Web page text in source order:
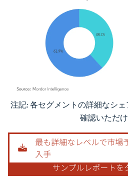
画像 © Mordor Intelligence。再利用にはCC
注記: 各セグメントの詳細なシ
確認いただ